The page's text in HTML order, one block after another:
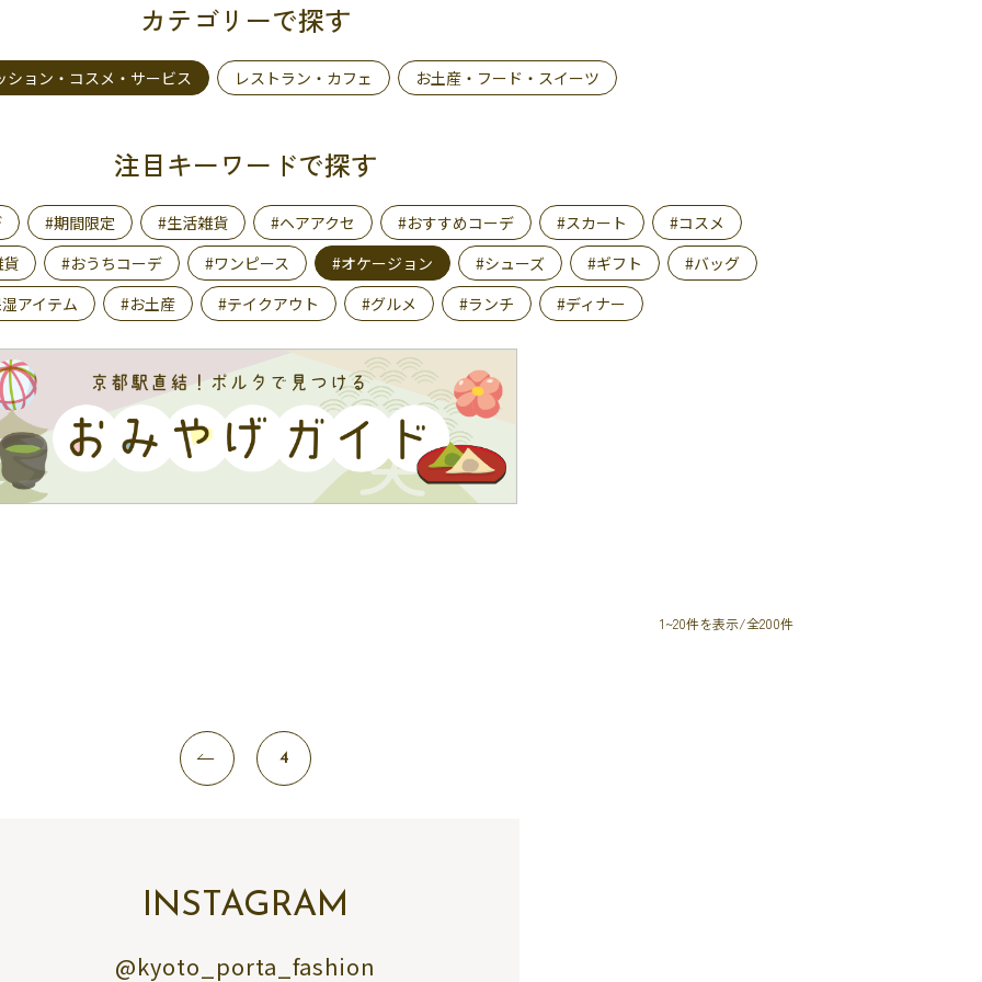
カテゴリーで探す
ション・コスメ・サービス レストラン・カフェ お土産・フード・スイーツ
注目キーワードで探す
#期間限定 #生活雑貨 #ヘアアクセ #おすすめコーデ #スカート
#コスメ
#おうちコーデ #ワンピース #オケージョン #シューズ #ギフト
#バッグ
アイテム #お土産 #テイクアウト #グルメ #ランチ #ディナー
1~20件を表示/全200件
4
INSTAGRAM
@kyoto_porta_fashion